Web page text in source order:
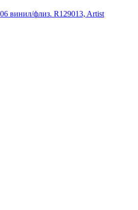
винил/флиз. R129013, Artist